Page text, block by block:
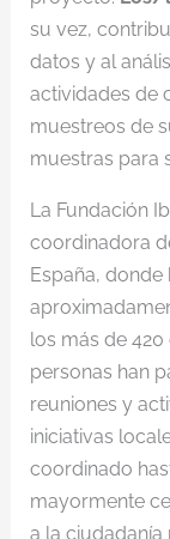
su vez,
datos y al
actividades de
muestreos de
muestras para
La Fundación
coordinadora
España,
los más de 420
personas han
reuniones y
iniciativas
coordinado
mayormente
a la